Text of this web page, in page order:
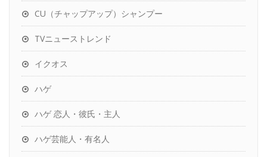
CU（チャップアップ）シャンプー
TVニューストレンド
イクオス
ハゲ
ハゲ 恋人・彼氏・主人
ハゲ芸能人・有名人